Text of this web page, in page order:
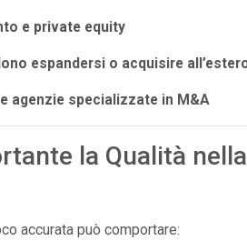
e private equity
espandersi o acquisire
agenzie specializzate in M&A
la Qualità
accurata può comportare: